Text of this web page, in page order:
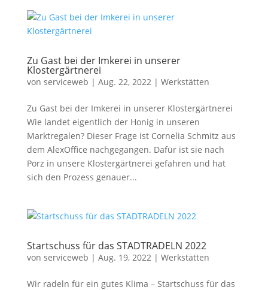
Zu Gast bei der Imkerei in unserer
Klostergärtnerei
von serviceweb | Aug. 22, 2022| Werkstätten
Zu Gast bei der Imkerei in unserer Klostergärtnerei
Wie landet eigentlich der Honig in unseren
Marktregalen? Dieser Frage ist Cornelia Schmitz aus
dem AlexOffice nachgegangen. Dafür ist sie nach
Porz in unsere Klostergärtnerei gefahren und hat
sich den Prozess genauer...
Startschuss für das STADTRADELN 2022
von serviceweb | Aug. 19, 2022| Werkstätten
Wir radeln für ein gutes Klima – Startschuss für das